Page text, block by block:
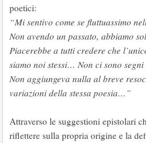
poetici:
“Mi sentivo come se fluttuassimo
Non avendo un passato, abbiamo
Piacerebbe a tutti credere che
siamo noi stessi… Non ci sono
Non aggiungeva nulla al breve
variazioni della stessa poesia…”
Attraverso le suggestioni epistolari
riflettere sulla propria origine e la